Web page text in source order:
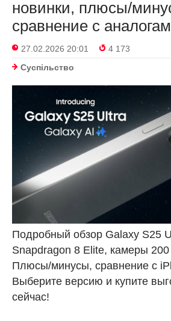
новинки, плюсы/
сравнение с
27.02.2026 20:01
4 173
Суспільство
Подробный обзор Galaxy S25
Snapdragon 8 Elite, камеры
Плюсы/минусы, сравнение с
Выберите версию и купите
сейчас!